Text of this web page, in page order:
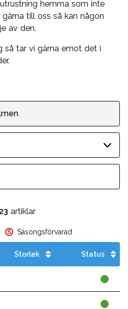
hemma som inte
till oss så kan någon
av den.
så tar vi gärna emot det i
artiklar
S Säsongsförvarad
Storlek Status